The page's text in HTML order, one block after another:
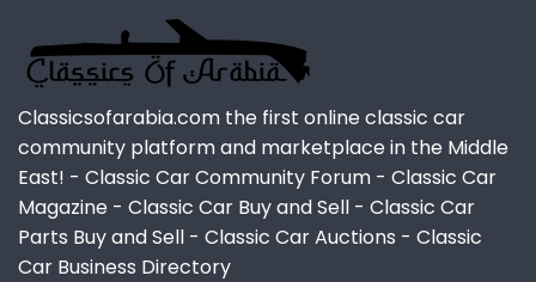
Classicsofarabia.com the first online classic car
community platform and marketplace in the Middle
East! - Classic Car Community Forum - Classic Car
Magazine - Classic Car Buy and Sell - Classic Car
Parts Buy and Sell - Classic Car Auctions - Classic
Car Business Directory